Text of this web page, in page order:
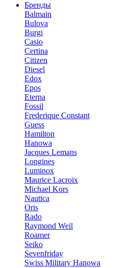
Бренды
Balmain
Bulova
Burgi
Casio
Certina
Citizen
Diesel
Edox
Epos
Eterna
Fossil
Frederique Constant
Guess
Hamilton
Hanowa
Jacques Lemans
Longines
Luminox
Maurice Lacroix
Michael Kors
Nautica
Oris
Rado
Raymond Weil
Roamer
Seiko
Sevenfriday
Swiss Military Hanowa